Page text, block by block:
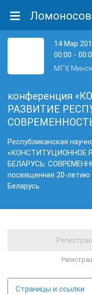
Ломоносов
14 Мар
00:00 -
МГУ,
конференция
РАЗВИТИЕ
Республиканская
«КОНСТИТУЦИОННОЕ
БЕЛАРУСЬ:
посвященная 20-летию
Беларусь
Страницы и ссылки